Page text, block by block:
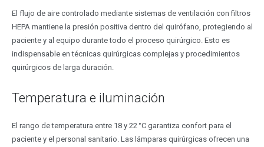
El flujo de aire controlado mediante sistemas de ventilación con filtros
HEPA mantiene la presión positiva dentro del quirófano, protegiendo al
paciente y al equipo durante todo el proceso quirúrgico. Esto es
indispensable en técnicas quirúrgicas complejas y procedimientos
quirúrgicos de larga duración.
​​Temperatura e iluminación
El rango de temperatura entre 18 y 22 °C garantiza confort para el
paciente y el personal sanitario. Las lámparas quirúrgicas ofrecen una